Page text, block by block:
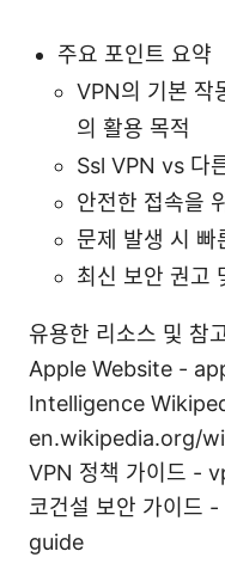
주요 포인트 요약
VPN의 기본 작
의 활용 목적
Ssl VPN vs 다
안전한 접속을
문제 발생 시 빠
최신 보안 권고
유용한 리소스 및 참
Apple Website -
Intelligence
en.wikipedia.org/
VPN 정책 가이드 -
코건설 보안 가이
guide